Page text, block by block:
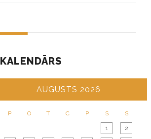
KALENDĀRS
AUGUSTS 2026
P O T C P S S
1 2